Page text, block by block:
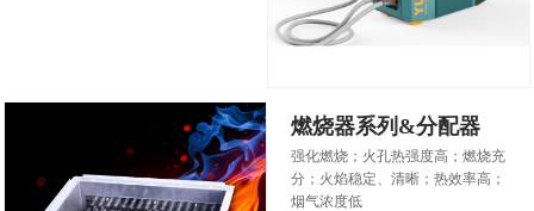
燃烧器系列&分配器
强化燃烧；火孔热强度高；燃烧充
分；火焰稳定、清晰；热效率高；
烟气浓度低